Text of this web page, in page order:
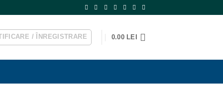
/ ÎNREGISTRARE 0.00 LEI